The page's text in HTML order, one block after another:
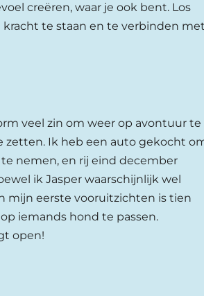
creëren, waar je ook bent. Los
kracht te staan en te verbinden
veel zin om weer op avontuur te
zetten. Ik heb een auto gekocht
nemen, en rij eind december
ik Jasper waarschijnlijk wel
mijn eerste vooruitzichten is tien
iemands hond te passen.
open!